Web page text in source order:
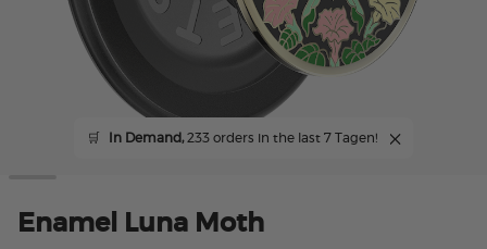
🛒 In Demand,233 orders in the last 7 Tagen!
Enamel Luna Moth